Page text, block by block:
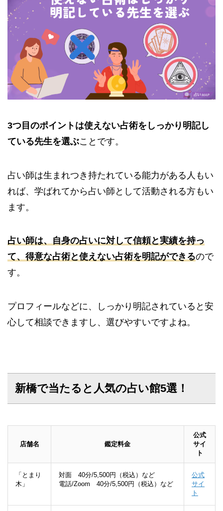
3つ目のポイントは使えない占術をしっかり明記し
ている先生を選ぶことです。
占い師は生まれつき持たれている能力がある人もい
れば、学ばれてから占い師として活動される方もい
ます。
占い師は、自身の占いに対して信頼と実績を持っ
て、得意な占術と使えない占術を明記ができるので
す。
プロフィールなどに、しっかり明記されていると安
心して相談できますし、選びやすいですよね。
新橋で当たると人気の占い館5選！
店舗名 鑑定料金
公式
サイ
ト
「とまり
木」
対面 40分/5,500円（税込）など
電話/Zoom 40分/5,500円（税込）など
公式
サイ
ト